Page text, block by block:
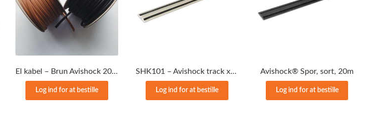
El kabel – Brun Avishock 20m
Log ind for at bestille
SHK101 – Avishock track x 20 m, stengrå
Log ind for at bestille
Avishock® Spor, sort, 20m
Log ind for at bestille